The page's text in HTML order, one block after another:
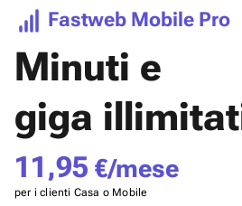
Fastweb Mobile Pro
Minuti e
giga
11,95 €/mese
per i clienti Casa o Mobile